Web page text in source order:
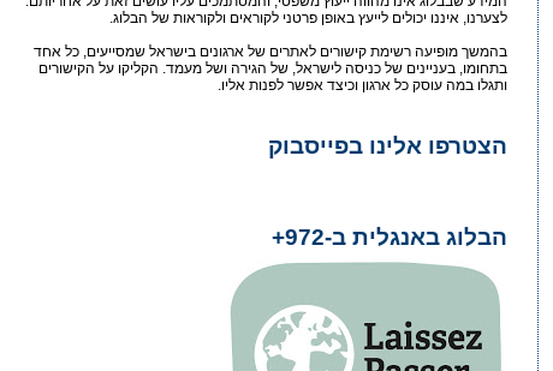
לצערנו, איננו יכולים לייעץ באופן פרטני לקוראים ולקוראות של הבלוג.
בהמשך מופיעה רשימת קישורים לאתרים של ארגונים בישראל שמסייעים, כל אחד
בתחומו, בעניינים של כניסה לישראל, של הגירה ושל מעמד. הקליקו על הקישורים
ותגלו במה עוסק כל ארגון וכיצד אפשר לפנות אליו.
הצטרפו אלינו בפייסבוק
הבלוג באנגלית ב-972+